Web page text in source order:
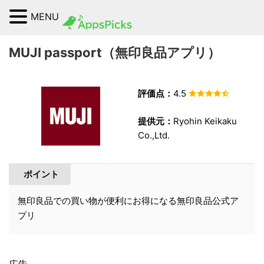
MUJI passport（無印良品アプリ）
評価点： 4.5
提供元： Ryohin Keikaku
Co.,Ltd.
ポイント
無印良品での買い物が便利にお得になる無印良品公式ア
プリ
MENU